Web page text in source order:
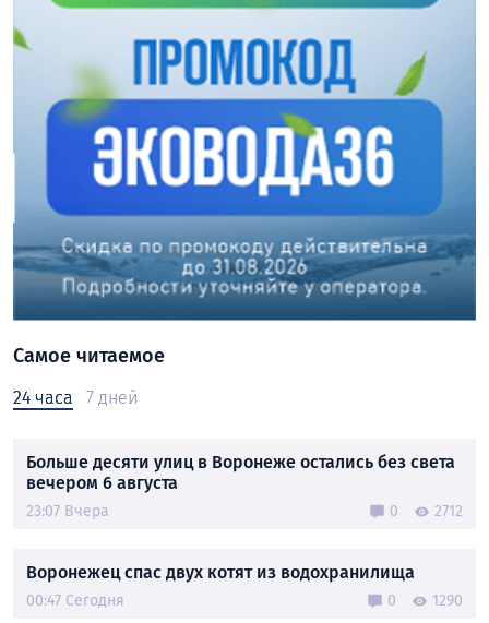
Самое читаемое
24 часа 7 дней
Больше десяти улиц в Воронеже остались без света
вечером 6 августа
23:07 Вчера 0 2712
Воронежец спас двух котят из водохранилища
00:47 Сегодня 0 1290